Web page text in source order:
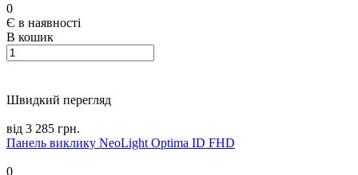
0
Є в наявності
В кошик
Швидкий перегляд
від 3 285 грн.
Панель виклику NeoLight Optima ID FHD
0